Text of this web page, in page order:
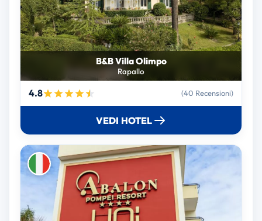
B&B Villa Olimpo
Rapallo
4.8 (40 Recensioni)
VEDI HOTEL